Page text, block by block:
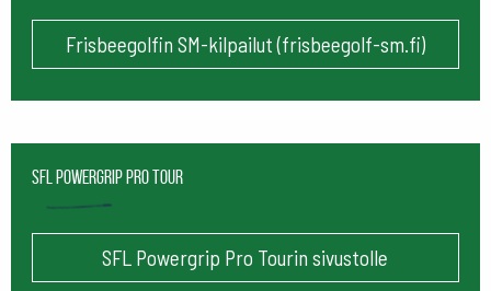
Frisbeegolfin SM-kilpailut (frisbeegolf-sm.fi)
SFL Powergrip Pro Tour
SFL Powergrip Pro Tourin sivustolle